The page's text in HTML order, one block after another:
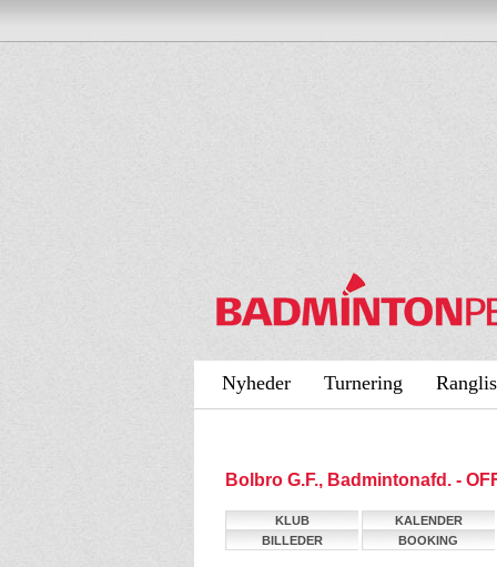
Nyheder Turnering
Bolbro G.F., Badmintonafd. -
KLUB
KALENDER
BILLEDER
BOOKING